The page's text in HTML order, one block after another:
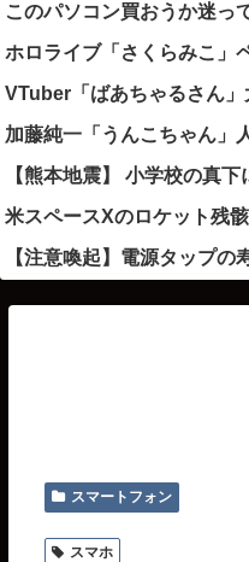
このパソコン買おうか迷っ
ホロライブ「さくらみこ」
VTuber「ばあちゃるさん
加藤純一「うんこちゃん」
【熊本地震】 小学校の真
米スペースXのロケット残
【注意喚起】電源タップの
スマートフォン
スマホ